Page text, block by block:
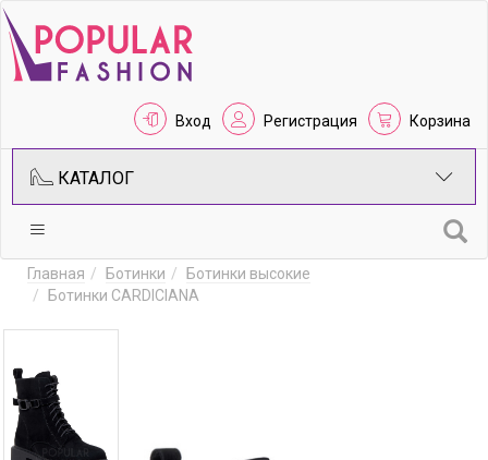
Вход Регистрация Корзина
КАТАЛОГ
Главная Ботинки
Ботинки высокие
Ботинки CARDICIANA